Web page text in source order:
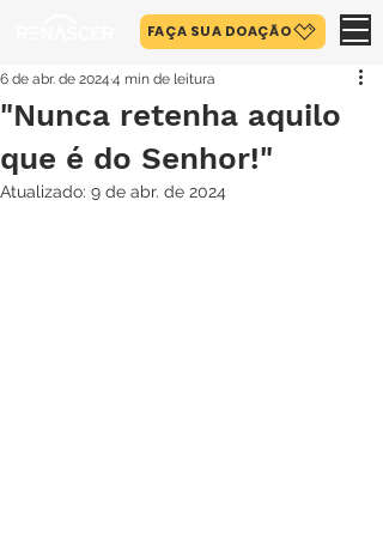
FAÇA SUA DOAÇÃO
"Nunca retenha aquilo
que é do Senhor!"
6 de abr. de 2024 4 min de leitura
Atualizado: 9 de abr. de 2024